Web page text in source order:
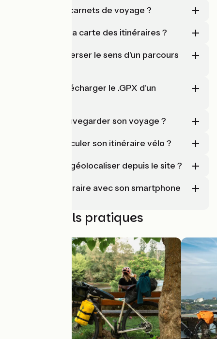
Où sont mes carnets de voyage ?
Où se trouve la carte des itinéraires ?
Comment inverser le sens d'un parcours
Comment télécharger le .GPX d'un
Comment sauvegarder son voyage ?
Comment calculer son itinéraire vélo ?
Comment se géolocaliser depuis le site ?
Suivre un itinéraire avec son smartphone
Nos conseils pratiques